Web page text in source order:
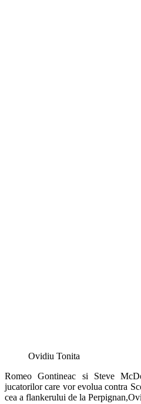
Ovidiu Tonita
Romeo Gontineac si Steve
jucatorilor care vor evolua contra
cea a flankerului de la